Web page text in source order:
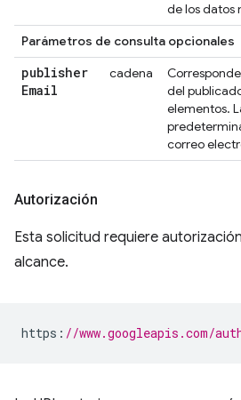
de los datos
Parámetros de consulta opcionales
publisher
Email
cadena
del
elementos.
correo
Autorización
Esta solicitud requiere
alcance.
https : //www.googleapis.com/